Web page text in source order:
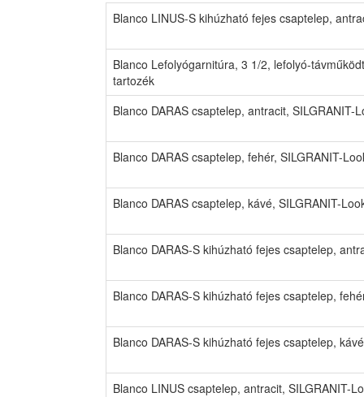
Blanco LINUS-S kihúzható fejes csaptelep,
Blanco Lefolyógarnitúra, 3 1/2, lefolyó-
tartozék
Blanco DARAS csaptelep, antracit,
Blanco DARAS csaptelep, fehér, SILGRANIT-
Blanco DARAS csaptelep, kávé, SILGRANIT-
Blanco DARAS-S kihúzható fejes csaptelep,
Blanco DARAS-S kihúzható fejes csaptelep,
Blanco DARAS-S kihúzható fejes csaptelep,
Blanco LINUS csaptelep, antracit, SILGRANIT-